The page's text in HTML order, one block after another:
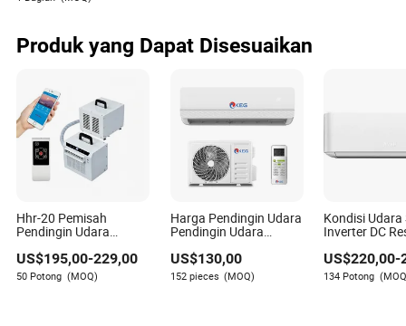
Produk yang Dapat Disesuaikan
Hhr-20 Pemisah
Pendingin Udara
R290 Refrigeran
Kontrol Jarak Jauh
WiFi 220V
US$195,00-229,00
50 Potong (MOQ)
Harga Pendingin Udara
Pendingin Udara
Udara Split
US$130,00
152 pieces (MOQ)
Kondisi Udara
Inverter DC
(peralatan
tangga)
US$220,00-
134 Potong